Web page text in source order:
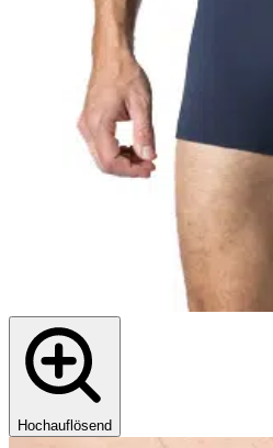
Hochauflösend